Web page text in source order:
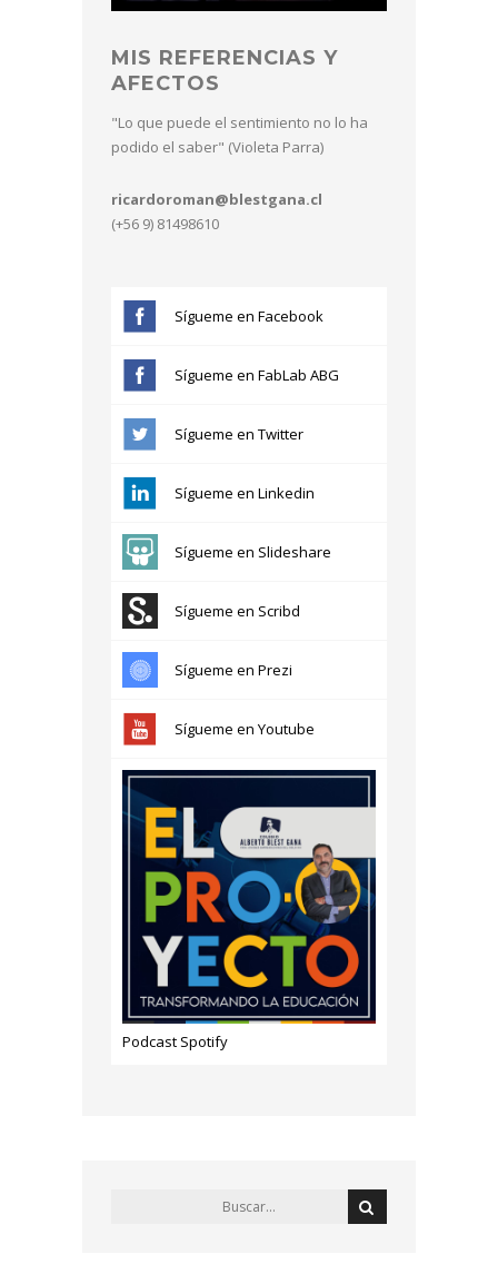
MIS REFERENCIAS Y
AFECTOS
"Lo que puede el sentimiento no lo ha
podido el saber" (Violeta Parra)
ricardoroman@blestgana.cl
(+56 9) 81498610
Sígueme en Facebook
Sígueme en FabLab ABG
Sígueme en Twitter
Sígueme en Linkedin
Sígueme en Slideshare
Sígueme en Scribd
Sígueme en Prezi
Sígueme en Youtube
Podcast Spotify